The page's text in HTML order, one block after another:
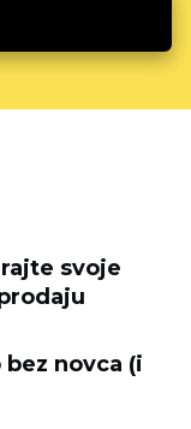
svoje
novca (i